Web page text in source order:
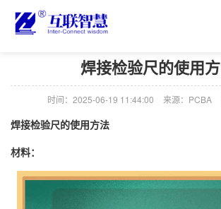
焊接检验尺的使用
时间：2025-06-19 11:44:00 来源：PCBA
焊接检验尺的使用方法
材料：